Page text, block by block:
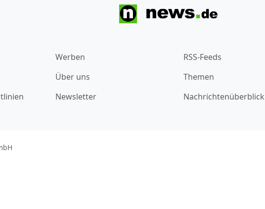
Werben
Über uns
Newsletter
RSS-Feeds
Themen
Nachrichtenüberblick